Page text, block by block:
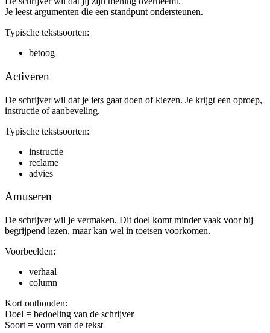
Je leest argumenten die een standpunt ondersteunen.
Typische tekstsoorten:
betoog
Activeren
De schrijver wil dat je iets gaat doen of kiezen. Je krijgt een oproep,
instructie of aanbeveling.
Typische tekstsoorten:
instructie
reclame
advies
Amuseren
De schrijver wil je vermaken. Dit doel komt minder vaak voor bij
begrijpend lezen, maar kan wel in toetsen voorkomen.
Voorbeelden:
verhaal
column
Kort onthouden:
Doel = bedoeling van de schrijver
Soort = vorm van de tekst